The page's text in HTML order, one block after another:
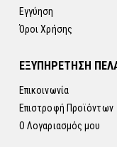
Εγγύηση
Όροι Χρήσης
ΕΞΥΠΗΡΕΤΗΣΗ
Επικοινωνία
Επιστροφή Προϊόντων
Ο Λογαριασμός μου